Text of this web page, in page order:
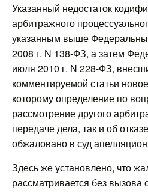
Указанный недостаток
арбитражного
указанным выше
2008 г. N 138-ФЗ, а затем
июля 2010 г. N 228-ФЗ,
комментируемой статьи
которому определение по
рассмотрение другого
передаче дела, так и об
обжаловано в суд
Здесь же установлено, что
рассматривается без вызова